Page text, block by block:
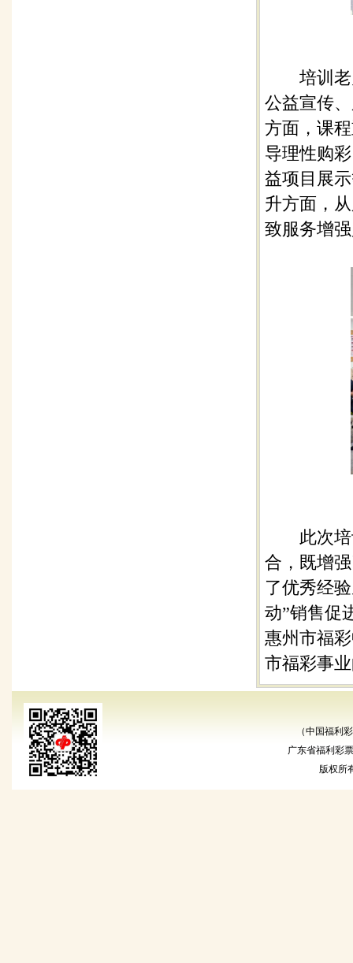
培训老师
公益宣传
方面，课
导理性购
益项目展
升方面，
致服务增
此次培训
合，既增
了优秀经
动”销售促
惠州市福
市福彩事
（中国福利
广东省福利彩
版权所